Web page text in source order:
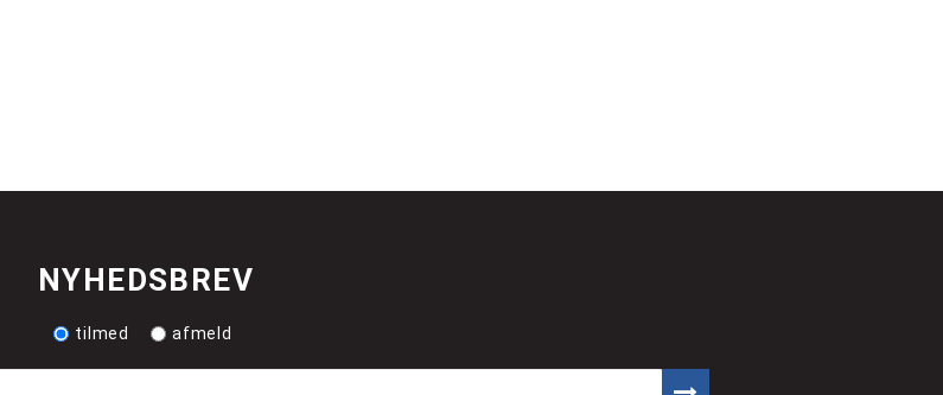
NYHEDSBREV
tilmed afmeld